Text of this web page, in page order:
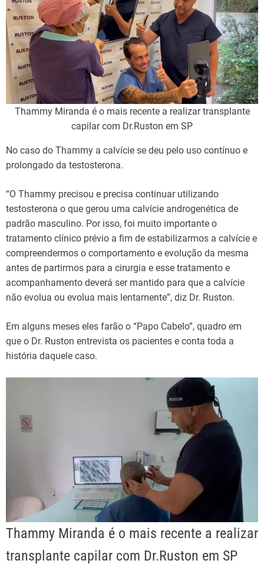
Thammy Miranda é o mais recente a realizar transplante
capilar com Dr.Ruston em SP
No caso do Thammy a calvície se deu pelo uso contínuo e
prolongado da testosterona.
“O Thammy precisou e precisa continuar utilizando
testosterona o que gerou uma calvície androgenética de
padrão masculino. Por isso, foi muito importante o
tratamento clínico prévio a fim de estabilizarmos a calvície e
compreendermos o comportamento e evolução da mesma
antes de partirmos para a cirurgia e esse tratamento e
acompanhamento deverá ser mantido para que a calvície
não evolua ou evolua mais lentamente”, diz Dr. Ruston.
Em alguns meses eles farão o “Papo Cabelo”, quadro em
que o Dr. Ruston entrevista os pacientes e conta toda a
história daquele caso.
Thammy Miranda é o mais recente a realizar
transplante capilar com Dr.Ruston em SP